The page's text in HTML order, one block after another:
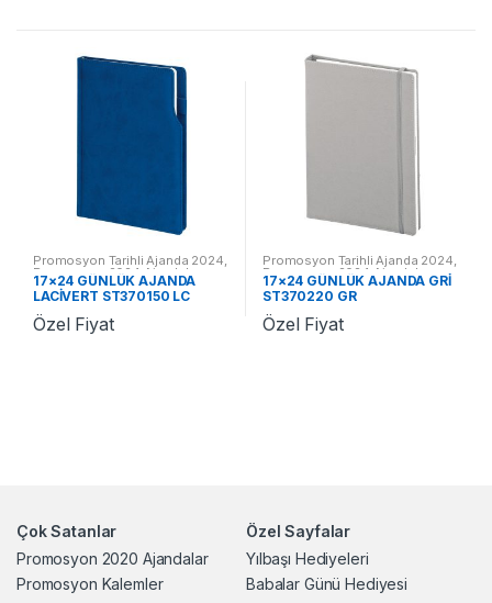
Promosyon Tarihli Ajanda 2024,
Promosyon 2024 Ajandalar
17×24 GÜNLÜK AJANDA
LACİVERT ST370150 LC
Özel Fiyat
Promosyon Tarihli Ajanda 2024,
Promosyon 2024 Ajandalar
17×24 GÜNLÜK AJANDA GRİ
ST370220 GR
Özel Fiyat
Çok Satanlar
Promosyon 2020 Ajandalar
Promosyon Kalemler
Özel Sayfalar
Yılbaşı Hediyeleri
Babalar Günü Hediyesi